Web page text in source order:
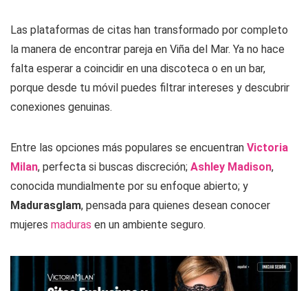
Las plataformas de citas han transformado por completo
la manera de encontrar pareja en Viña del Mar. Ya no hace
falta esperar a coincidir en una discoteca o en un bar,
porque desde tu móvil puedes filtrar intereses y descubrir
conexiones genuinas.
Entre las opciones más populares se encuentran Victoria
Milan, perfecta si buscas discreción; Ashley Madison,
conocida mundialmente por su enfoque abierto; y
Madurasglam, pensada para quienes desean conocer
mujeres maduras en un ambiente seguro.